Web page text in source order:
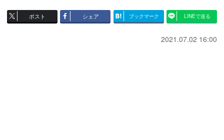
ポスト シェア ブックマーク LINEで送る
2021.07.02 16:00